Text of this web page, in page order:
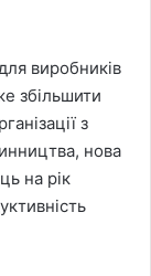
виробників
збільшити
з
нова
на рік